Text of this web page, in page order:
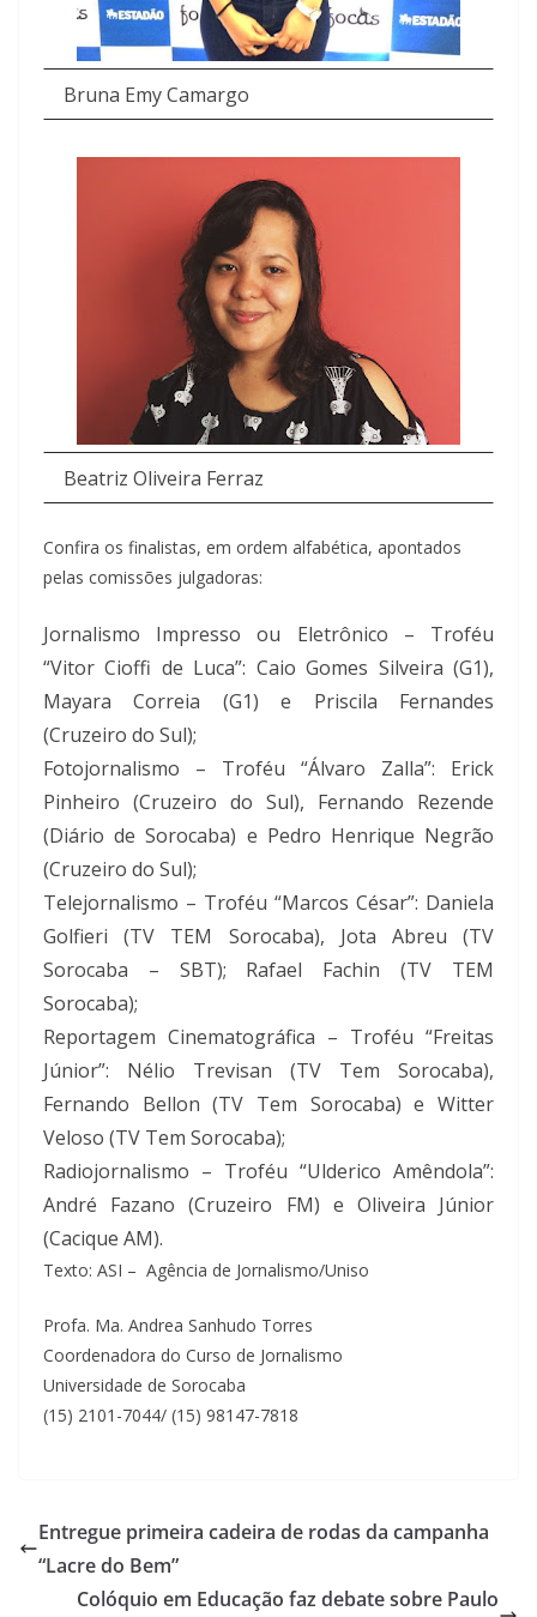
Bruna Emy Camargo
Beatriz Oliveira Ferraz
Confira os finalistas, em ordem alfabética, apontados
pelas comissões julgadoras:
Jornalismo Impresso ou Eletrônico – Troféu
“Vitor Cioffi de Luca”: Caio Gomes Silveira (G1),
Mayara Correia (G1) e Priscila Fernandes
(Cruzeiro do Sul);
Fotojornalismo – Troféu “Álvaro Zalla”: Erick
Pinheiro (Cruzeiro do Sul), Fernando Rezende
(Diário de Sorocaba) e Pedro Henrique Negrão
(Cruzeiro do Sul);
Telejornalismo – Troféu “Marcos César”: Daniela
Golfieri (TV TEM Sorocaba), Jota Abreu (TV
Sorocaba – SBT); Rafael Fachin (TV TEM
Sorocaba);
Reportagem Cinematográfica – Troféu “Freitas
Júnior”: Nélio Trevisan (TV Tem Sorocaba),
Fernando Bellon (TV Tem Sorocaba) e Witter
Veloso (TV Tem Sorocaba);
Radiojornalismo – Troféu “Ulderico Amêndola”:
André Fazano (Cruzeiro FM) e Oliveira Júnior
(Cacique AM).
Texto: ASI – Agência de Jornalismo/Uniso
Profa. Ma. Andrea Sanhudo Torres
Coordenadora do Curso de Jornalismo
Universidade de Sorocaba
(15) 2101-7044/ (15) 98147-7818
Entregue primeira cadeira de rodas da campanha
“Lacre do Bem”
Colóquio em Educação faz debate sobre Paulo